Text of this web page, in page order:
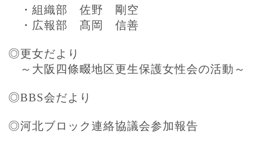
・組織部 佐野 剛空
・広報部 髙岡 信善
◎更女だより
～大阪四條畷地区更生保護女性会の活動～
◎BBS会だより
◎河北ブロック連絡協議会参加報告